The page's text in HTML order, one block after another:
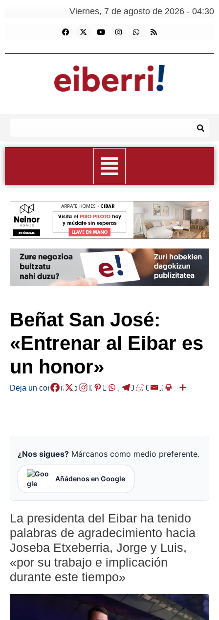
Viernes, 7 de agosto de 2026 - 04:30
Beñat San José:
«Entrenar al Eibar es
un honor»
Deja un comentario /KIROLAK , /2025-02-18
¿Nos sigues? Márcanos como medio preferente.
Añádenos en Google
La presidenta del Eibar ha tenido
palabras de agradecimiento hacia
Joseba Etxeberria, Jorge y Luis,
«por su trabajo e implicación
durante este tiempo»